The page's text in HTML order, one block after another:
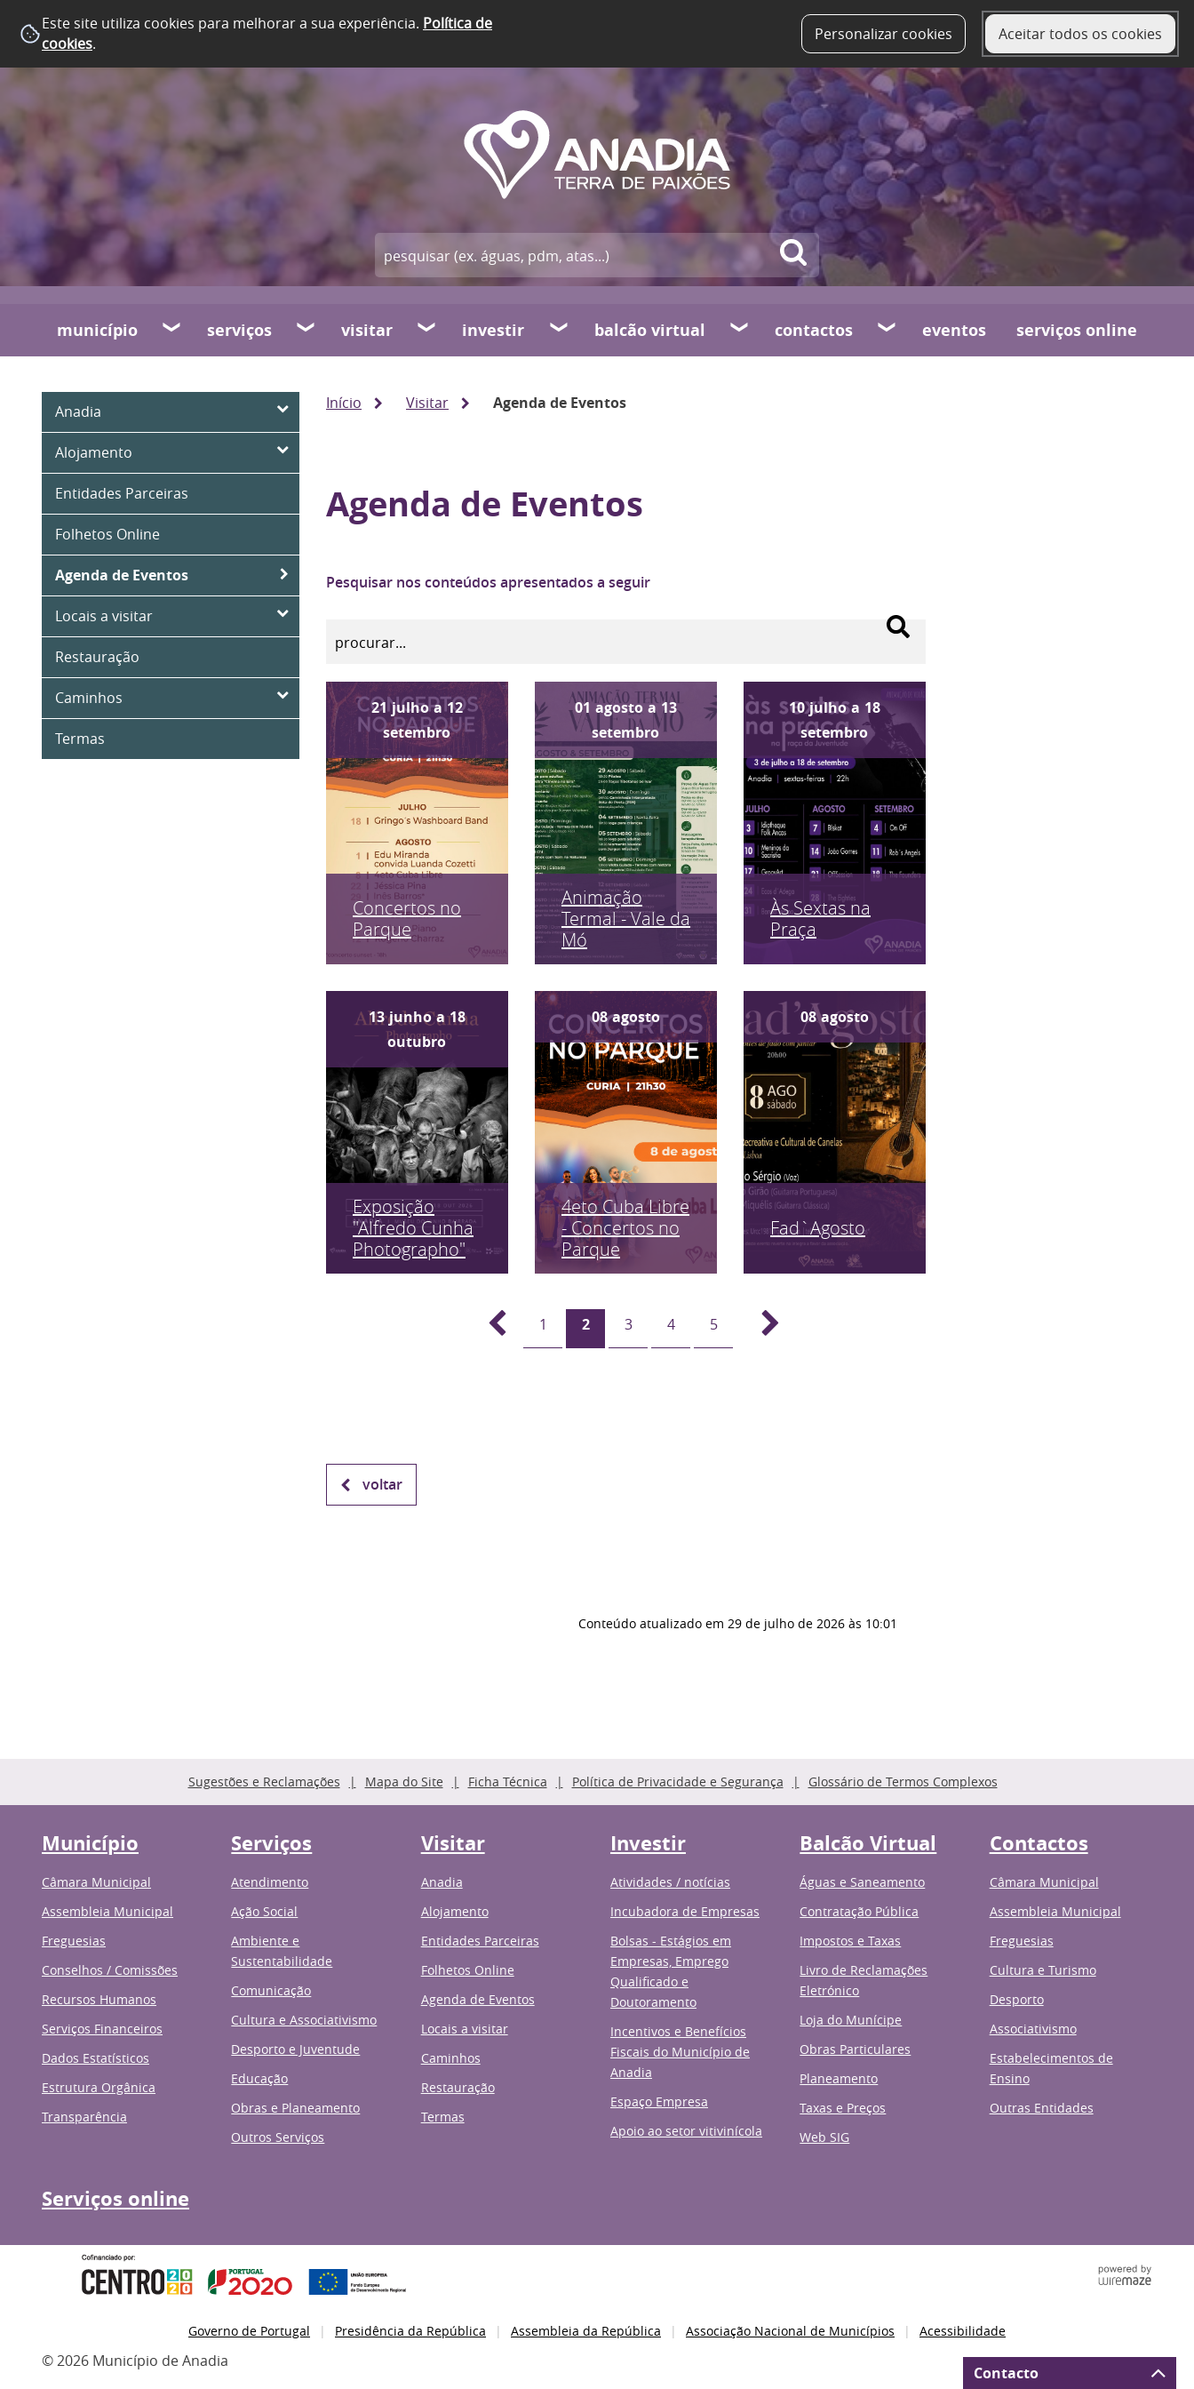
Este site utiliza cookies para melhorar a sua experiência. Política de
cookies. Personalizar cookies Aceitar todos os cookies
município serviços visitar investir balcão virtual contactos eventos serviços online
Anadia
Alojamento
Entidades Parceiras
Folhetos Online
Agenda de Eventos
Locais a visitar
Restauração
Caminhos
Termas
Início Visitar Agenda de Eventos
Agenda de Eventos
Pesquisar nos conteúdos apresentados a seguir
21 julho a 12
setembro
Concertos no
Parque
01 agosto a 13
setembro
Animação
Termal - Vale da
Mó
10 julho a 18
setembro
Às Sextas na
Praça
13 junho a 18
outubro
Exposição
"Alfredo Cunha
Photographo"
08 agosto
4eto Cuba Libre
- Concertos no
Parque
08 agosto
Fad`Agosto
1 2 3 4 5
voltar
Conteúdo atualizado em 29 de julho de 2026 às 10:01
Sugestões e Reclamações Mapa do Site Ficha Técnica Política de Privacidade e Segurança Glossário de Termos Complexos
Município
Câmara Municipal
Assembleia Municipal
Freguesias
Conselhos / Comissões
Recursos Humanos
Serviços Financeiros
Dados Estatísticos
Estrutura Orgânica
Transparência
Serviços
Atendimento
Ação Social
Ambiente e
Sustentabilidade
Comunicação
Cultura e Associativismo
Desporto e Juventude
Educação
Obras e Planeamento
Outros Serviços
Visitar
Anadia
Alojamento
Entidades Parceiras
Folhetos Online
Agenda de Eventos
Locais a visitar
Caminhos
Restauração
Termas
Investir
Atividades / notícias
Incubadora de Empresas
Bolsas - Estágios em
Empresas, Emprego
Qualificado e
Doutoramento
Incentivos e Benefícios
Fiscais do Município de
Anadia
Espaço Empresa
Apoio ao setor vitivinícola
Balcão Virtual
Águas e Saneamento
Contratação Pública
Impostos e Taxas
Livro de Reclamações
Eletrónico
Loja do Munícipe
Obras Particulares
Planeamento
Taxas e Preços
Web SIG
Contactos
Câmara Municipal
Assembleia Municipal
Freguesias
Cultura e Turismo
Desporto
Associativismo
Estabelecimentos de
Ensino
Outras Entidades
Serviços online
Governo de Portugal Presidência da República Assembleia da República Associação Nacional de Municípios Acessibilidade
© 2026 Município de Anadia
Contacto